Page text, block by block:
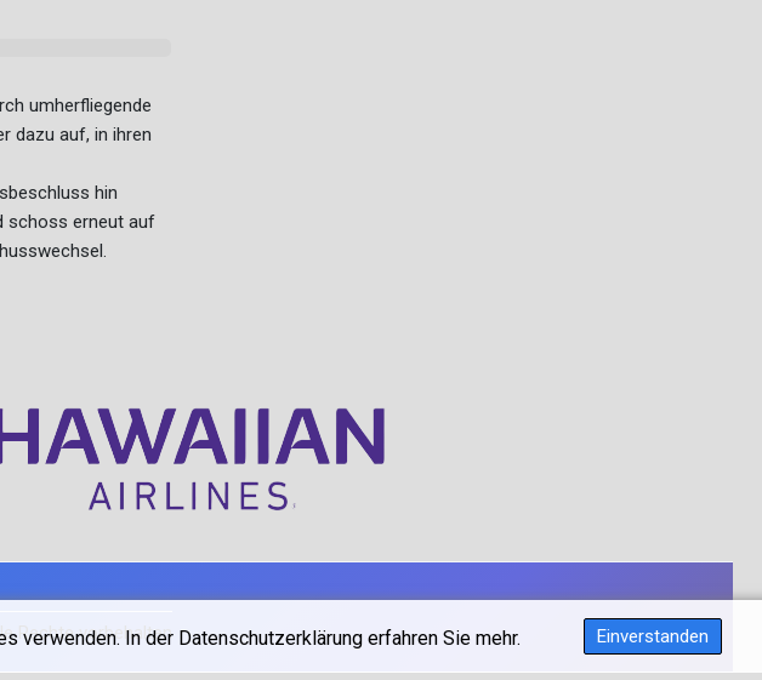
In der Datenschutzerklärung erfahren Sie mehr. Einverstanden
umherfliegende
dazu auf, in ihren
hin
schoss erneut auf
Rechte vorbehalten